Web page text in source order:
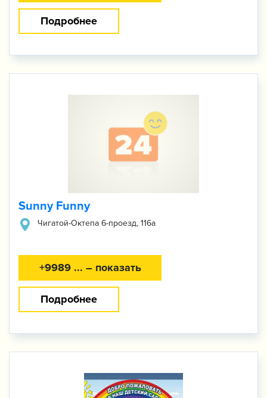
Подробнее
Sunny Funny
​Чигатой-Октепа 6-проезд, 116а
+9989 ... – показать
Подробнее